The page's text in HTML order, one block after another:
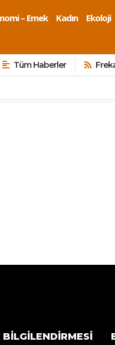
– Emek Kadın Ekoloji
Tüm Haberler
BILGILENDIRMESI